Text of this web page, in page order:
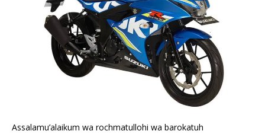
Assalamu’alaikum wa rochmatullohi wa barokatuh